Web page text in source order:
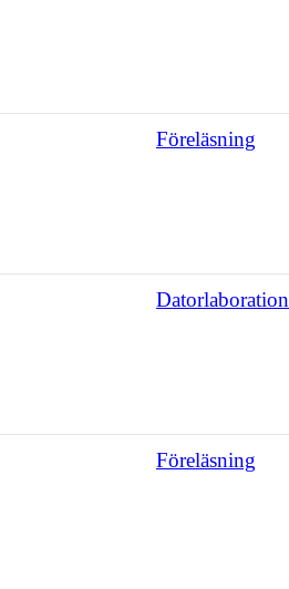
Föreläsning
Datorlaboration
Föreläsning